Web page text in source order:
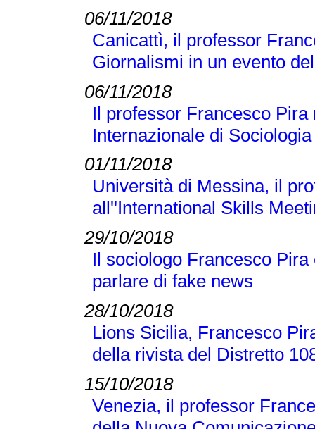
06/11/2018
Canicattì, il professor
Giornalismi in un evento
06/11/2018
Il professor Francesco
Internazionale di
01/11/2018
Università di Messina, il
all''International Skills
29/10/2018
Il sociologo Francesco
parlare di fake news
28/10/2018
Lions Sicilia, Francesco
della rivista del Distretto
15/10/2018
Venezia, il professor